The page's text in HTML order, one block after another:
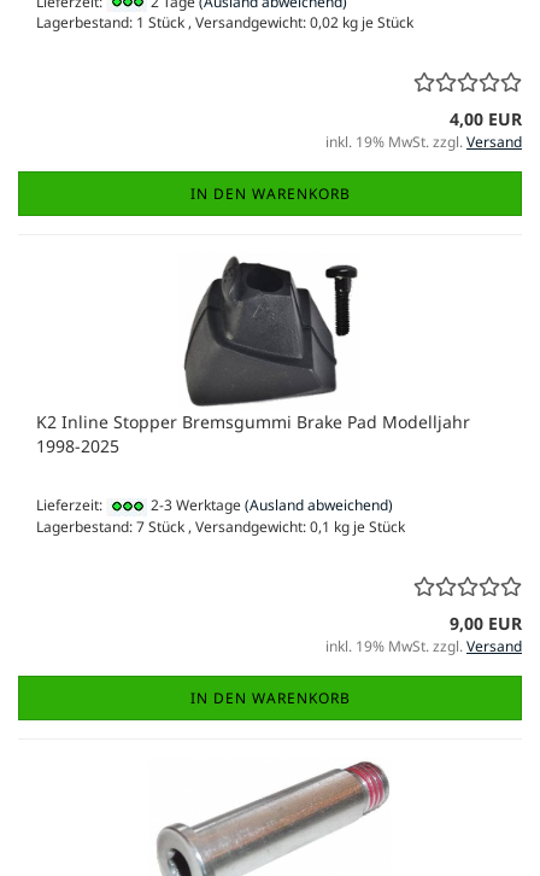
Lagerbestand: 1 Stück , Versandgewicht:0,02 kg je Stück
4,00 EUR
inkl. 19% MwSt. zzgl.Versand
IN DEN WARENKORB
K2 Inline Stopper Bremsgummi Brake Pad Modelljahr
1998-2025
Lieferzeit: 2-3 Werktage(Ausland abweichend)
Lagerbestand: 7 Stück , Versandgewicht:0,1 kg je Stück
9,00 EUR
inkl. 19% MwSt. zzgl.Versand
IN DEN WARENKORB